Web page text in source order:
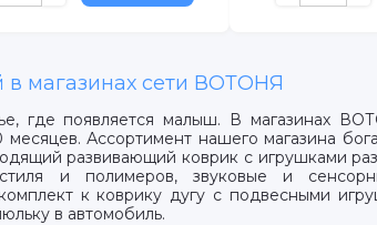
магазинах сети ВОТОНЯ
где появляется малыш. В магазинах
Ассортимент нашего магазина
развивающий коврик с игрушками
и полимеров, звуковые и
к коврику дугу с подвесными
в автомобиль.